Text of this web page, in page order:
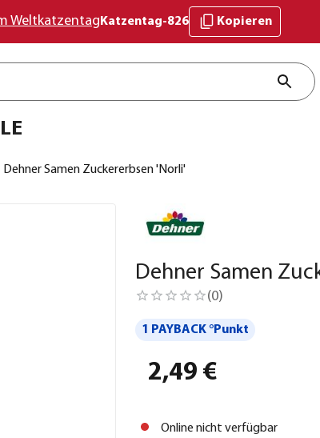
Weltkatzentag Katzentag-826 Kopieren
Dehner Samen Zuckererbsen 'Norli'
Dehner Samen
(0)
1 PAYBACK °Punkt
2,49 €
Online nicht verfügbar